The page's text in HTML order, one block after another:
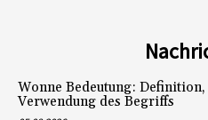
Wonne Bedeutung:
Verwendung des Begriffs